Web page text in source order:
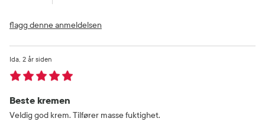
flagg denne anmeldelsen
Beste kremen
2 år siden
Ida
Veldig god krem. Tilfører masse fuktighet.